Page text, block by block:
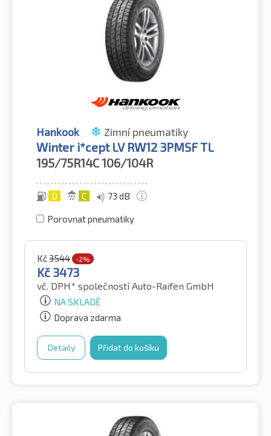
Hankook Zimní pneumatiky
Winter i*cept LV RW12 3PMSF TL
195/75R14C106/104R
D C 73 dB
Porovnat pneumatiky
Kč3544 -2%
Kč 3473
vč. DPH* společností Auto-Raifen GmbH
NA SKLADĚ
Doprava zdarma
Detaily Přidat do košíku